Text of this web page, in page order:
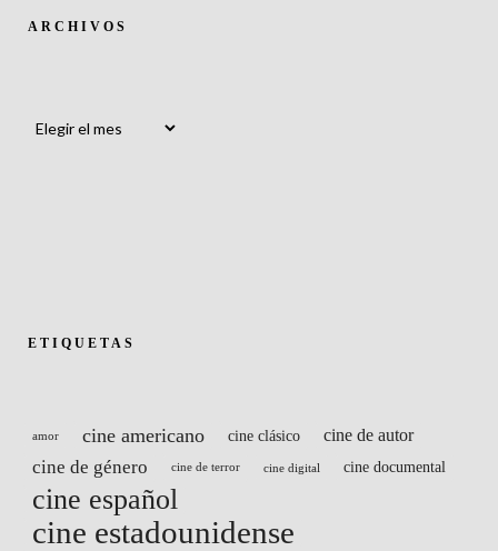
ARCHIVOS
ETIQUETAS
amor cine americano cine clásico cine de autor
cine de género cine de terror cine digital cine documental
cine español
cine estadounidense